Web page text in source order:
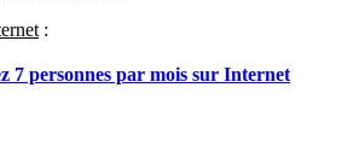
:
7 personnes par mois sur Internet